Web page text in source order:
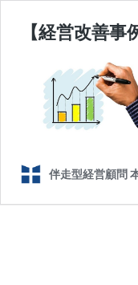
【経営改善
伴走型経営顧問